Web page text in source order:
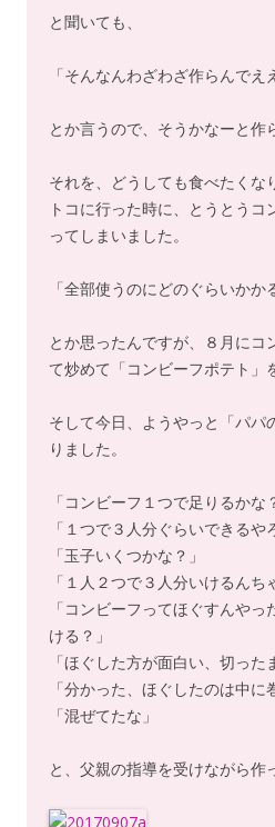
と聞いても、
「そんなんわざわざ作らんでえ
とか言うので、そうかなーと作
それを、どうしても食べたくな
トコに行った時に、とうとう
ってしまいました。
「全部使うのにどのぐらいかか
とか思ったんですが、８月にコ
て炒めて「コンビーフポテト」
そして今日、ようやっと「パパ
りました。
「コンビーフ１つで足りるかな
「１つで３人分ぐらいできるや
「玉子いくつかな？」
「１人２つで３人分いけるんち
「コンビーフってほぐすんや
ける？」
「ほぐした方が面白い、切った
「分かった、ほぐしたのは中に
「混ぜてたな」
と、父親の指導を受けながら作